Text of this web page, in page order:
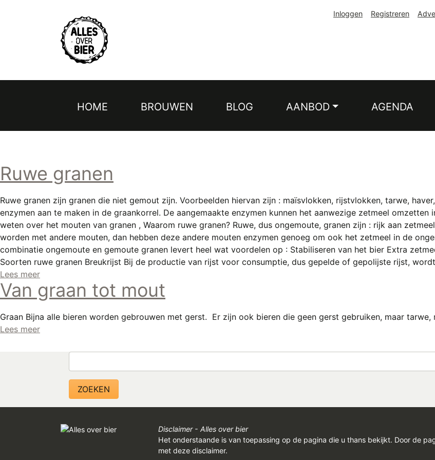
Inloggen Registreren
Hoofdnavigatie
HOME BROUWEN BLOG AANBOD AGENDA
Ruwe granen
Ruwe granen zijn granen die niet gemout zijn. Voorbeelden hiervan zijn : maïsvlokken, rijstvlokken, tarwe,
enzymen aan te maken in de graankorrel. De aangemaakte enzymen kunnen het aanwezige zetmeel
weten over het mouten van granen , Waarom ruwe granen? Ruwe, dus ongemoute, granen zijn : rijk aan
worden met andere mouten, dan hebben deze andere mouten enzymen genoeg om ook het zetmeel in de
combinatie ongemoute en gemoute granen levert heel wat voordelen op : Stabiliseren van het bier Extra
Soorten ruwe granen Breukrijst Bij de productie van rijst voor consumptie, dus gepelde of gepolijste rijst,
Lees meer
Van graan tot mout
Graan Bijna alle bieren worden gebrouwen met gerst. Er zijn ook bieren die geen gerst gebruiken, maar
Lees meer
Disclaimer - Alles over bier
Het onderstaande is van toepassing op de pagina die u thans bekijkt. Door de
met deze disclaimer.